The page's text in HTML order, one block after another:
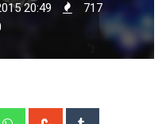
20:49
717
WhatsappStumbleUpon